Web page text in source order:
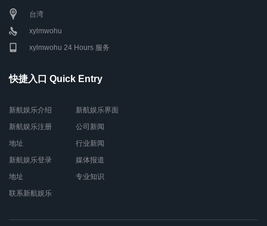
台湾
xylmwohu
xylmwohu 24 Hours 服务
快捷入口 Quick Entry
新航娱乐介绍
新航娱乐注册
地址
新航娱乐登录
地址
联系新航娱乐
新航娱乐界面
公司新闻
行业新闻
媒体报道
专业知识